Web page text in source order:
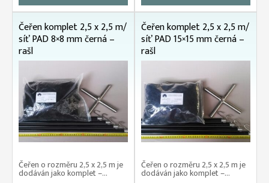
Čeřen komplet 2,5 x 2,5 m/
síť PAD 8×8 mm černá –
rašl
Čeřen o rozměru 2,5 x 2,5 m je
dodáván jako komplet –...
Čeřen komplet 2,5 x 2,5 m/
síť PAD 15×15 mm černá –
rašl
Čeřen o rozměru 2,5 x 2,5 m je
dodáván jako komplet –...